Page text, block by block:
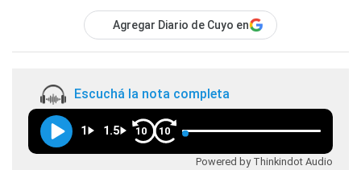
Agregar Diario de Cuyo en
Escuchá la nota completa
1 1.5 10 10
Powered by Thinkindot Audio